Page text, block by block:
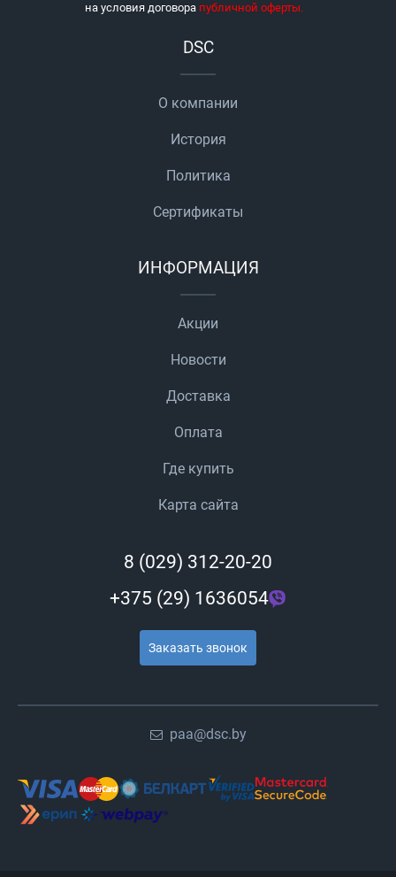
на условия договора публичной оферты.
DSC
О компании
История
Политика
Сертификаты
ИНФОРМАЦИЯ
Акции
Новости
Доставка
Оплата
Где купить
Карта сайта
8 (029) 312-20-20
+375 (29) 1636054
Заказать звонок
paa@dsc.by